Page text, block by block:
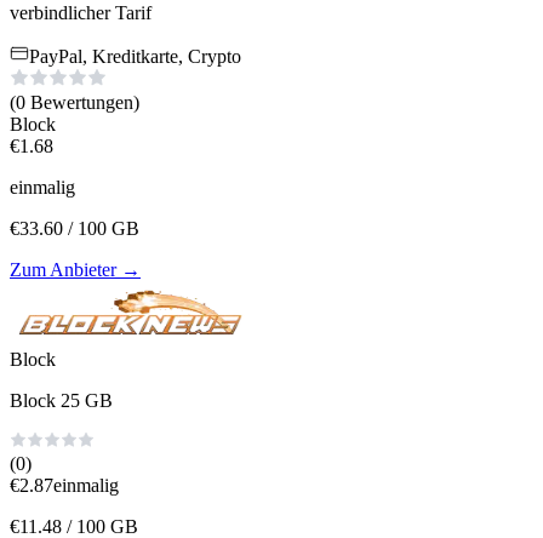
verbindlicher Tarif
PayPal, Kreditkarte, Crypto
(0 Bewertungen)
Block
€1.68
einmalig
€33.60 / 100 GB
Zum Anbieter→
Block
Block 25 GB
(0)
€2.87einmalig
€11.48 / 100 GB